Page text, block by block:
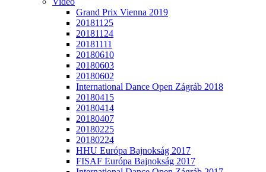
Grand Prix Vienna 2019
20181125
20181124
20181111
20180610
20180603
20180602
International Dance Open Zágráb 2018
20180415
20180414
20180407
20180225
20180224
HHU Európa Bajnokság 2017
FISAF Európa Bajnokság 2017